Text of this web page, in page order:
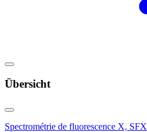
Übersicht
Spectrométrie de fluorescence X, SFX